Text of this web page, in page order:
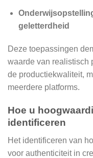
geletterdheid
Deze toepassingen
waarde van realistisch
de productiekwaliteit,
meerdere platforms.
Hoe u
identificeren
Het identificeren van
voor authenticiteit in